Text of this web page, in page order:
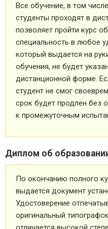
Все обучение, в том
студенты проходят в
позволяет пройти курс
специальность в любое
который выдается на
обучения, не будет
дистанционной форме.
студент не смог
срок будет продлен без
к промежуточным
Диплом об
По окончанию полного
выдается документ
Удостоверение
оригинальный